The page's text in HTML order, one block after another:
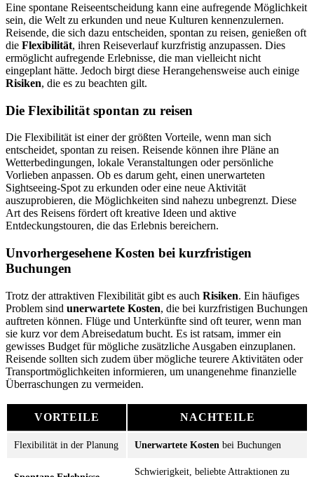
Eine spontane Reiseentscheidung kann eine aufregende Möglichkeit
sein, die Welt zu erkunden und neue Kulturen kennenzulernen.
Reisende, die sich dazu entscheiden, spontan zu reisen, genießen oft
die Flexibilität, ihren Reiseverlauf kurzfristig anzupassen. Dies
ermöglicht aufregende Erlebnisse, die man vielleicht nicht
eingeplant hätte. Jedoch birgt diese Herangehensweise auch einige
Risiken, die es zu beachten gilt.
Die Flexibilität spontan zu reisen
Die Flexibilität ist einer der größten Vorteile, wenn man sich
entscheidet, spontan zu reisen. Reisende können ihre Pläne an
Wetterbedingungen, lokale Veranstaltungen oder persönliche
Vorlieben anpassen. Ob es darum geht, einen unerwarteten
Sightseeing-Spot zu erkunden oder eine neue Aktivität
auszuprobieren, die Möglichkeiten sind nahezu unbegrenzt. Diese
Art des Reisens fördert oft kreative Ideen und aktive
Entdeckungstouren, die das Erlebnis bereichern.
Unvorhergesehene Kosten bei kurzfristigen
Buchungen
Trotz der attraktiven Flexibilität gibt es auch Risiken. Ein häufiges
Problem sind unerwartete Kosten, die bei kurzfristigen Buchungen
auftreten können. Flüge und Unterkünfte sind oft teurer, wenn man
sie kurz vor dem Abreisedatum bucht. Es ist ratsam, immer ein
gewisses Budget für mögliche zusätzliche Ausgaben einzuplanen.
Reisende sollten sich zudem über mögliche teurere Aktivitäten oder
Transportmöglichkeiten informieren, um unangenehme finanzielle
Überraschungen zu vermeiden.
VORTEILE NACHTEILE
Flexibilität in der Planung Unerwartete Kosten bei Buchungen
Schwierigkeit, beliebte Attraktionen zu